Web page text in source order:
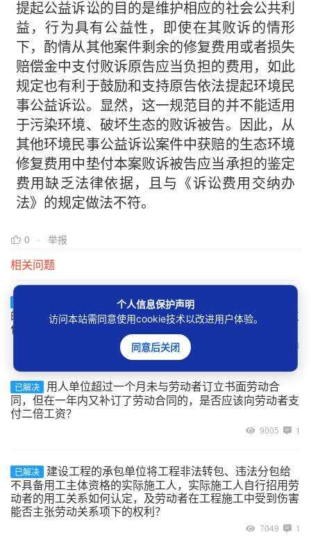
提起公益诉讼的目的是维护相应的社会公共利
益，行为具有公益性，即使在其败诉的情形
下，酌情从其他案件剩余的修复费用或者损失
赔偿金中支付败诉原告应当负担的费用，如此
规定也有利于鼓励和支持原告依法提起环境民
事公益诉讼。显然，这一规范目的并不能适用
于污染环境、破坏生态的败诉被告。因此，从
其他环境民事公益诉讼案件中获赔的生态环境
修复费用中垫付本案败诉被告应当承担的鉴定
费用缺乏法律依据，且与《诉讼费用交纳办
法》的规定做法不符。
0 举报
相关问题
劳动合同期满后，依照《劳动合同法》第四十二条
的规定双方合同关系依法延续，劳动者能否请求用人单位支
付延续期间未签订劳动合同的二倍工资？
1
已解决
用人单位超过一个月未与劳动者订立书面劳动合
同，但在一年内又补订了劳动合同的，是否应该向劳动者支
付二倍工资？
9005 1
已解决
建设工程的承包单位将工程非法转包、违法分包给
不具备用工主体资格的实际施工人，实际施工人自行招用劳
动者的用工关系如何认定，及劳动者在工程施工中受到伤害
能否主张劳动关系项下的权利？
7049 1
个人信息保护声明
访问本站需同意使用cookie技术以改进用户体验。
同意后关闭